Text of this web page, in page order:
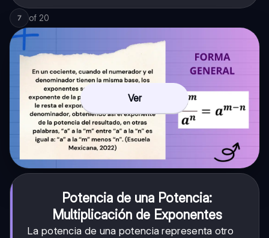
7 of 20
Ver
Potencia de una Potencia:
Multiplicación de Exponentes
La potencia de una potencia representa otro